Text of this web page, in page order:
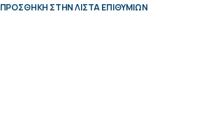
ΠΡΌΣΘΉΚΗ ΣΤΗΝ ΛΊΣΤΑ ΕΠΙΘΥΜΙΏΝ